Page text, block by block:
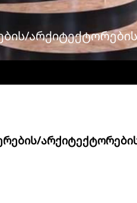
ᲐᲠᲥᲘᲢᲔᲥᲢᲝᲠᲔᲑᲘᲡ
ᲐᲠᲥᲘᲢᲔᲥᲢᲝᲠᲔᲑᲘᲡ